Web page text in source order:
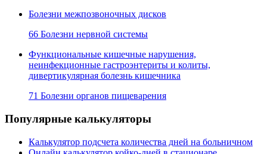
Болезни межпозвоночных дисков
66 Болезни нервной системы
Функциональные кишечные нарушения,
неинфекционные гастроэнтериты и колиты,
дивертикулярная болезнь кишечника
71 Болезни органов пищеварения
Популярные калькуляторы
Калькулятор подсчета количества дней на больничном